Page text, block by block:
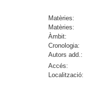
Matèries:
Matèries:
Àmbit:
Cronologia:
Autors add.:
Accés:
Localització: